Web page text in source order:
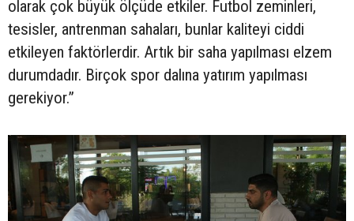
olarak çok büyük ölçüde etkiler. Futbol zeminleri,
tesisler, antrenman sahaları, bunlar kaliteyi ciddi
etkileyen faktörlerdir. Artık bir saha yapılması elzem
durumdadır. Birçok spor dalına yatırım yapılması
gerekiyor.”